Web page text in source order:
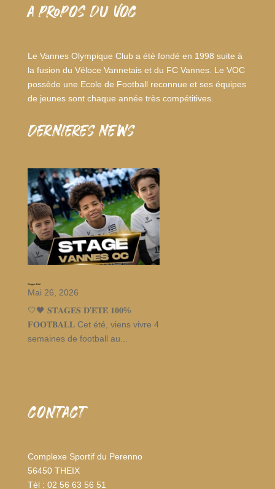
A PROPOS DU VOC
Le Vannes Olympique Club a été fondé en 1998 suite à
la fusion du Véloce Vannetais et du FC Vannes. Le VOC
possède une Ecole de Football reconnue et ses équipes
de jeunes sont chaque année très compétitives.
dernieres news
Stages d’été
Mai 26, 2026
🤍🖤 𝐒𝐓𝐀𝐆𝐄𝐒 𝐃’𝐄́𝐓𝐄́ 𝟏𝟎𝟎%
𝐅𝐎𝐎𝐓𝐁𝐀𝐋𝐋 Cet été, viens vivre 4
semaines de football au...
CONTACT
Complexe Sportif du Perenno
56450 THEIX
Tèl : 02 56 63 56 51